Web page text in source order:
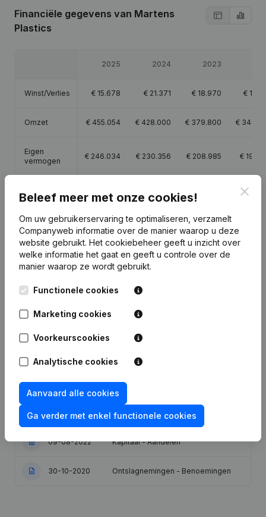
Financiële gegevens van Martens
Plastics
2025 2024 2023
Winst/Verlies € 15.678 € 21.371 € 18.970 €
Omzet € 455.054 € 428.000 € 379.800 €
Eigen
vermogen
€ 246.034 € 230.356 € 208.985 €
€
Personeel 4 4 3,8
Publicatiesvan Martens Plastics
27-03-2024 Wijziging(en) Statuten
31-08-2023 Ontslagnemingen - Benoemingen
09-08-2022 Kapitaal - Aandelen
30-10-2020 Ontslagnemingen - Benoemingen
Beleef meer met onze cookies!
Om uw gebruikerservaring te optimaliseren, verzamelt
Companyweb informatie over de manier waarop u deze
website gebruikt. Het cookiebeheer geeft u inzicht over
welke informatie het gaat en geeft u controle over de
manier waarop ze wordt gebruikt.
Functionele cookies
Marketing cookies
Voorkeurscookies
Analytische cookies
Aanvaard alle cookies
Ga verder met enkel functionele cookies